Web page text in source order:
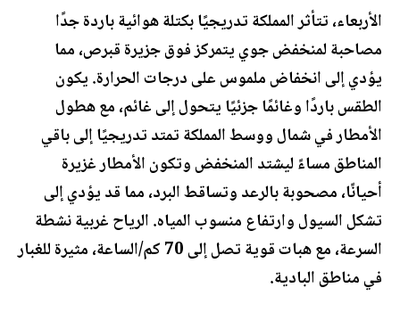
الأربعاء، تتأثر المملكة تدريجيًا بكتلة هوائية باردة جدًا
مصاحبة لمنخفض جوي يتمركز فوق جزيرة قبرص، مما
يؤدي إلى انخفاض ملموس على درجات الحرارة. يكون
الطقس باردًا وغائمًا جزئيًا يتحول إلى غائم، مع هطول
الأمطار في شمال ووسط المملكة تمتد تدريجيًا إلى باقي
المناطق مساءً ليشتد المنخفض وتكون الأمطار غزيرة
أحيانًا، مصحوبة بالرعد وتساقط البرد، مما قد يؤدي إلى
تشكل السيول وارتفاع منسوب المياه. الرياح غربية نشطة
السرعة، مع هبات قوية تصل إلى 70 كم/الساعة، مثيرة للغبار
في مناطق البادية.